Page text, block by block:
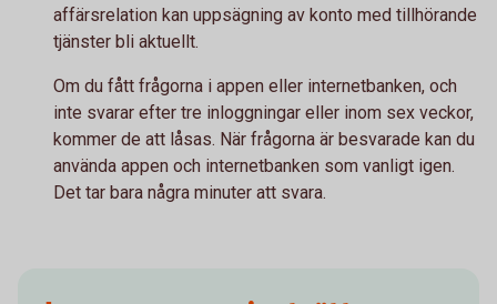
affärsrelation kan uppsägning av konto med tillhörande
tjänster bli aktuellt.
Om du fått frågorna i appen eller internetbanken, och
inte svarar efter tre inloggningar eller inom sex veckor,
kommer de att låsas. När frågorna är besvarade kan du
använda appen och internetbanken som vanligt igen.
Det tar bara några minuter att svara.